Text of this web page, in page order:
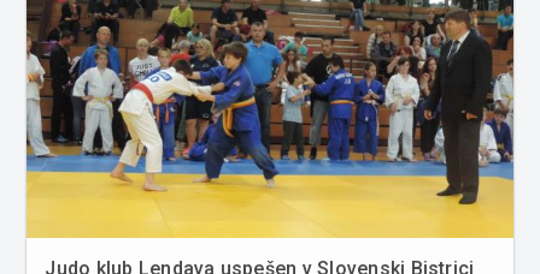
Judo klub Lendava uspešen v Slovenski Bistrici